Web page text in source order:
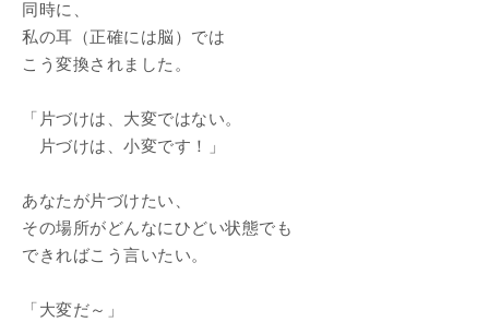
同時に、
私の耳（正確には脳）では
こう変換されました。
「片づけは、大変ではない。
片づけは、小変です！」
あなたが片づけたい、
その場所がどんなにひどい状態でも
できればこう言いたい。
「大変だ～」